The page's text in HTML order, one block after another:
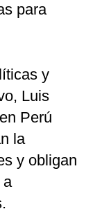
para
y
Luis
Perú
la
y obligan
a